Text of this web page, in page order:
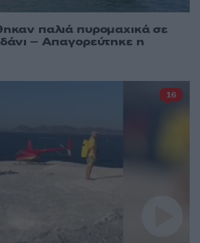
παλιά πυρομαχικά σε
– Απαγορεύτηκε η
16